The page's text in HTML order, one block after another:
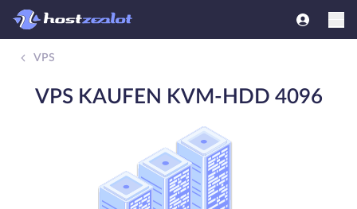
VPS
VPS KAUFEN KVM-HDD 4096